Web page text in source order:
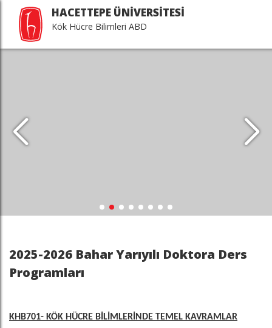
HACETTEPE ÜNİVERSİTESİ
Kök Hücre Bilimleri ABD
2025-2026 Bahar Yarıyılı Doktora Ders
Programları
KHB701- KÖK HÜCRE BİLİMLERİNDE TEMEL KAVRAMLAR